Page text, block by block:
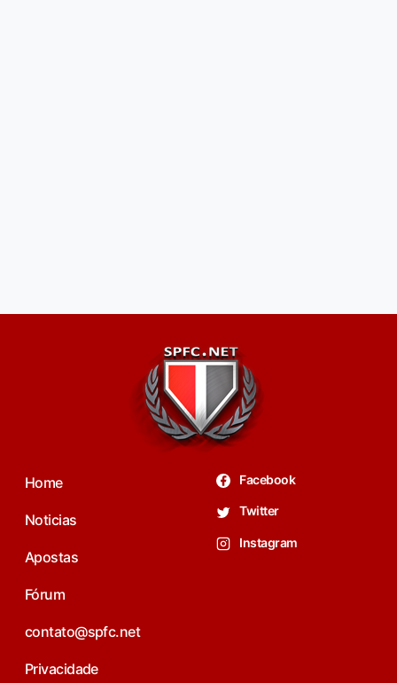
Home
Noticias
Apostas
Fórum
contato@spfc.net
Privacidade
Facebook
Twitter
Instagram